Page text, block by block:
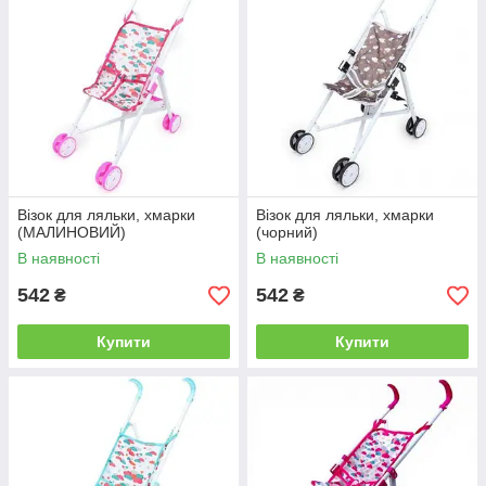
Візок для ляльки, хмарки
(МАЛИНОВИЙ)
В наявності
542 ₴
Купити
Візок для ляльки, хмарки
(чорний)
В наявності
542 ₴
Купити